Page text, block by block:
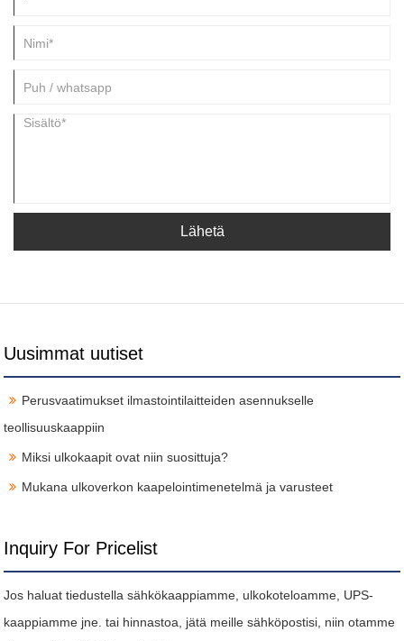
Lähetä
Uusimmat uutiset
Perusvaatimukset ilmastointilaitteiden asennukselle
teollisuuskaappiin
Miksi ulkokaapit ovat niin suosittuja?
Mukana ulkoverkon kaapelointimenetelmä ja varusteet
Inquiry For Pricelist
Jos haluat tiedustella sähkökaappiamme, ulkokoteloamme, UPS-
kaappiamme jne. tai hinnastoa, jätä meille sähköpostisi, niin otamme